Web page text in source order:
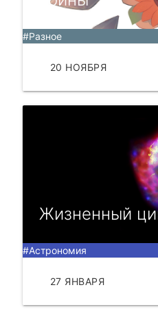
#Разное
20 НОЯБРЯ
Жизненный
#Астрономия
27 ЯНВАРЯ